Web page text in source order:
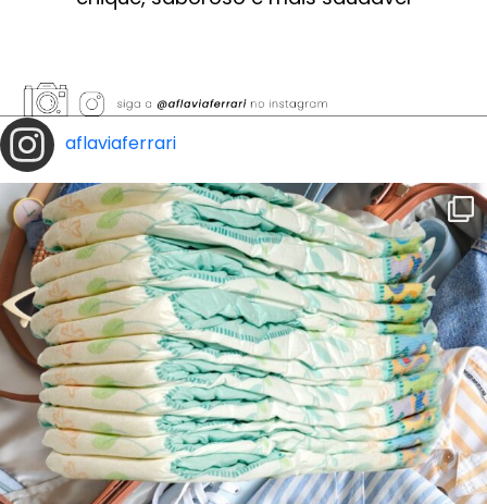
aflaviaferrari